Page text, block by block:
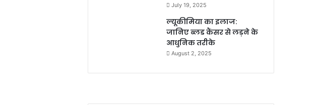
July 19, 2025
ल्यूकीमिया का इलाज:
जानिए ब्लड कैंसर से लड़ने के
आधुनिक तरीके
August 2, 2025